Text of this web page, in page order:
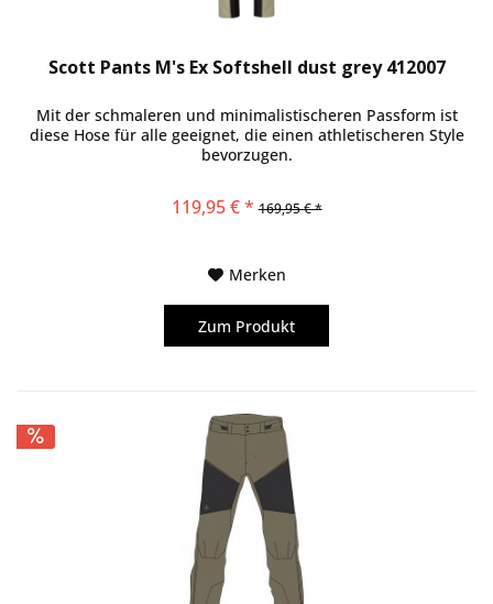
Scott Pants M's Ex Softshell dust grey 412007
Mit der schmaleren und minimalistischeren Passform ist
diese Hose für alle geeignet, die einen athletischeren Style
bevorzugen.
119,95 € * 169,95 € *
Merken
Zum Produkt